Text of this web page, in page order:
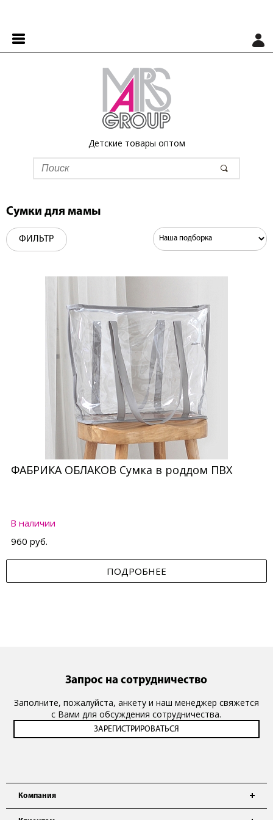
Детские товары оптом
Состав сырья
Страна производитель
Сумки для мамы
ФИЛЬТР
ФАБРИКА ОБЛАКОВ Сумка в роддом ПВХ
В наличии
960 руб.
ПОДРОБНЕЕ
Компания
Запрос на сотрудничество
Заполните, пожалуйста, анкету и наш менеджер свяжется
с Вами для обсуждения сотрудничества.